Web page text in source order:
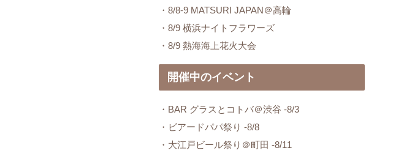
・8/8-9 MATSURI JAPAN＠高輪
・8/9 横浜ナイトフラワーズ
・8/9 熱海海上花火大会
開催中のイベント
・BAR グラスとコトバ＠渋谷 -8/3
・ビアードパパ祭り -8/8
・大江戸ビール祭り＠町田 -8/11